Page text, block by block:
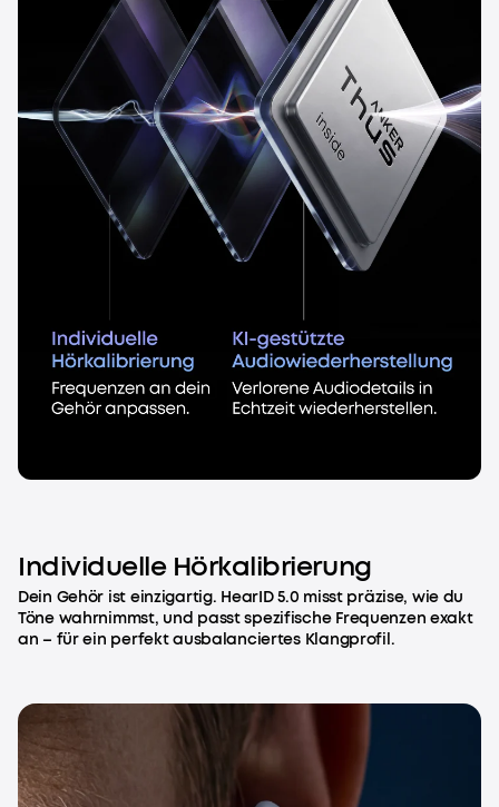
Individuelle Hörkalibrierung
Dein Gehör ist einzigartig. HearID 5.0 misst präzise, wie du
Töne wahrnimmst, und passt spezifische Frequenzen exakt
an – für ein perfekt ausbalanciertes Klangprofil.